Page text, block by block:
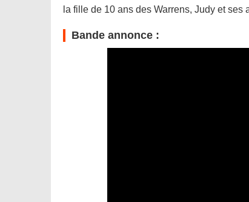
la fille de 10 ans des Warrens, Judy et ses
Bande annonce :